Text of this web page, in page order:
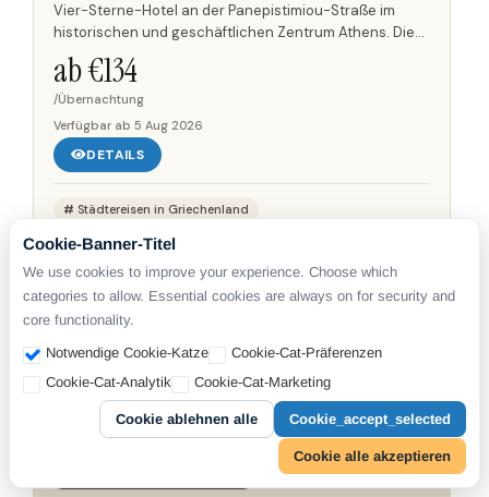
Vier-Sterne-Hotel an der Panepistimiou-Straße im
historischen und geschäftlichen Zentrum Athens. Die
Unterkunft liegt in der Nähe des Syntagma-Platzes, von
wo aus...
ab €134
/Übernachtung
Verfügbar ab 5 Aug 2026
DETAILS
Städtereisen in Griechenland
Cookie-Banner-Titel
We use cookies to improve your experience. Choose which
categories to allow. Essential cookies are always on for security and
core functionality.
Notwendige Cookie-Katze
Cookie-Cat-Präferenzen
Cookie-Cat-Analytik
Cookie-Cat-Marketing
Cookie ablehnen alle Cookie_accept_selected
Cookie alle akzeptieren